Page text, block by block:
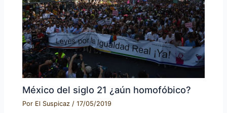
México del siglo 21 ¿aún homofóbico?
Por El Suspicaz/17/05/2019